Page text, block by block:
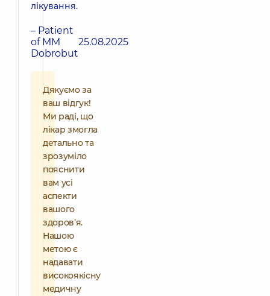
лікування.
– Patient
of MM
Dobrobut
25.08.2025
Дякуємо за
ваш відгук!
Ми раді, що
лікар змогла
детально та
зрозуміло
пояснити
вам усі
аспекти
вашого
здоров’я.
Нашою
метою є
надавати
високоякісну
медичну